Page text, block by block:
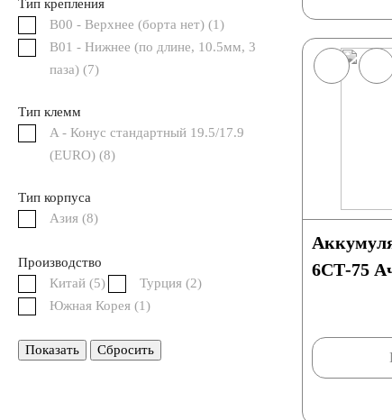
Польша Китай Казахстан Испания
По напряжению
По стране авто (Родина бренда)
Американские авто
Тип крепления
B00 - Верхнее (борта нет) (1)
B01 - Нижнее (по длине, 10.5мм, 3
паза) (7)
Тип клемм
A - Конус стандартный 19.5/17.9
(EURO) (8)
Тип корпуса
Азия (8)
Производство
Китай (5) Турция (2)
Южная Корея (1)
Показать Сбросить
6СТ-75